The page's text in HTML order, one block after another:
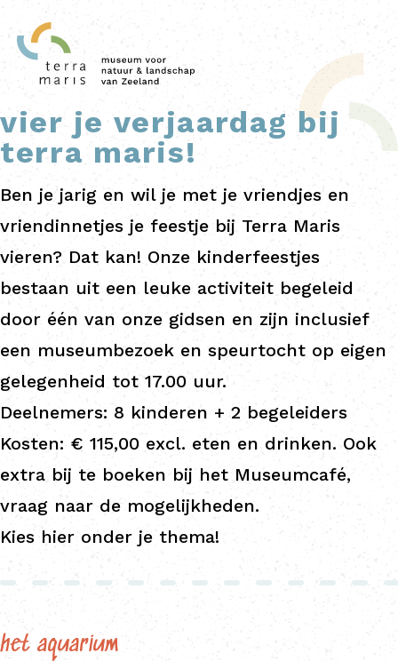
vier je verjaardag bij
terra maris!
Ben je jarig en wil je met je vriendjes en
vriendinnetjes je feestje bij Terra Maris
vieren? Dat kan! Onze kinderfeestjes
bestaan uit een leuke activiteit begeleid
door één van onze gidsen en zijn inclusief
een museumbezoek en speurtocht op eigen
gelegenheid tot 17.00 uur.
Deelnemers: 8 kinderen + 2 begeleiders
Kosten: € 115,00 excl. eten en drinken. Ook
extra bij te boeken bij het Museumcafé,
vraag naar de mogelijkheden.
Kies hier onder je thema!
het aquarium